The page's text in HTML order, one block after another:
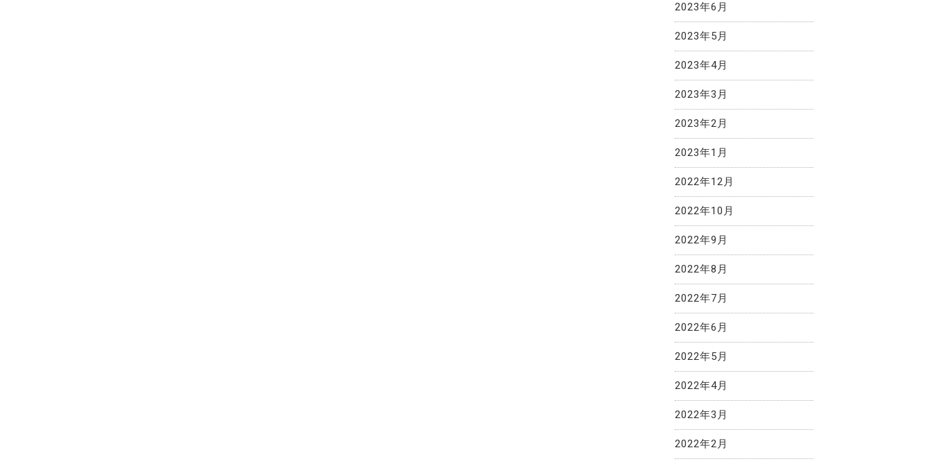
2023年6月
2023年5月
2023年4月
2023年3月
2023年2月
2023年1月
2022年12月
2022年10月
2022年9月
2022年8月
2022年7月
2022年6月
2022年5月
2022年4月
2022年3月
2022年2月